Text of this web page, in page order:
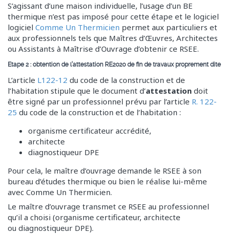
S’agissant d’une maison individuelle, l’usage d’un BE
thermique n’est pas imposé pour cette étape et le logiciel
logiciel Comme Un Thermicien permet aux particuliers et
aux professionnels tels que Maîtres d’Œuvres, Architectes
ou Assistants à Maîtrise d’Ouvrage d’obtenir ce RSEE.
Etape 2 : obtention de l’attestation RE2020 de fin de travaux proprement dite
L’article L122-12 du code de la construction et de
l’habitation stipule que le document d’attestation doit
être signé par un professionnel prévu par l’article R. 122-
25 du code de la construction et de l’habitation :
organisme certificateur accrédité,
architecte
diagnostiqueur DPE
Pour cela, le maître d’ouvrage demande le RSEE à son
bureau d’études thermique ou bien le réalise lui-même
avec Comme Un Thermicien.
Le maître d’ouvrage transmet ce RSEE au professionnel
qu’il a choisi (organisme certificateur, architecte
ou diagnostiqueur DPE).